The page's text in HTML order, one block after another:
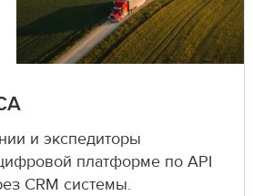
и экспедиторы
платформе по API
CRM системы.